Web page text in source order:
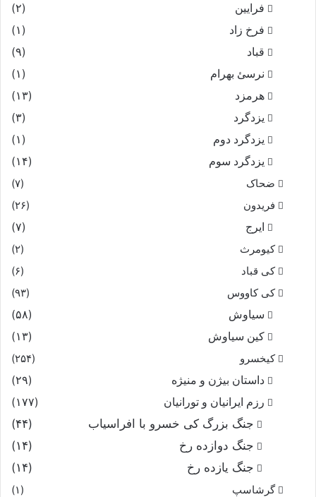
فرایین
(۲)
فرخ زاد
(۱)
قباد
(۹)
نرسئ بهرام‏
(۱)
هرمزد
(۱۳)
یزدگرد
(۳)
یزدگرد دوم
(۱)
یزدگرد سوم
(۱۴)
ضحاک
(۷)
فریدون
(۲۶)
ایرج
(۷)
کیومرث
(۲)
کی قباد
(۶)
کی کاووس
(۹۳)
سیاوش
(۵۸)
کین سیاوش
(۱۳)
کیخسرو
(۲۵۴)
داستان بیژن و منیژه
(۲۹)
رزم ایرانیان و تورانیان
(۱۷۷)
جنگ بزرگ کی خسرو با افراسیاب
(۴۴)
جنگ دوازده رخ
(۱۴)
جنگ یازده رخ
(۱۴)
گرشاسپ
(۱)